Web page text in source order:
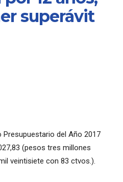
superávit
Presupuestario del Año 2017
(pesos tres millones
veintisiete con 83 ctvos.).